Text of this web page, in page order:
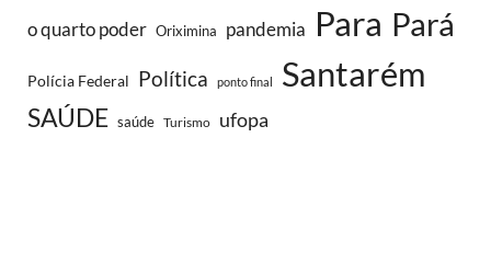
o quarto poder Oriximina pandemia Para Pará
Polícia Federal Política ponto final Santarém
SAÚDE saúde Turismo ufopa